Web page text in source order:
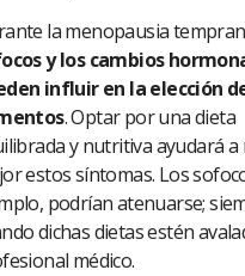
la menopausia
y los cambios
influir en la elección
. Optar por una dieta
y nutritiva ayudará a
estos síntomas. Los
podrían atenuarse;
dichas dietas estén
médico.